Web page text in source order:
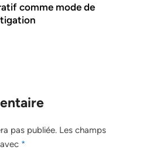
comme mode de
pas publiée. Les champs
*